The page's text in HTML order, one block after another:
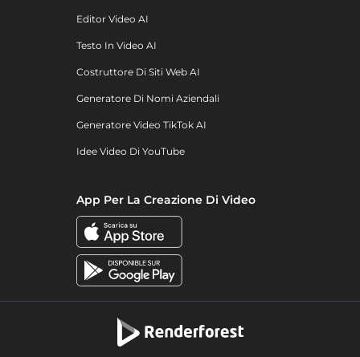
Editor Video AI
Testo In Video AI
Costruttore Di Siti Web AI
Generatore Di Nomi Aziendali
Generatore Video TikTok AI
Idee Video Di YouTube
App Per La Creazione Di Video